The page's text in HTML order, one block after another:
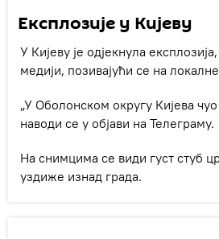
Експлозије у Кијеву
У Кијеву је одјекнула
медији, позивајући се на
„У Оболонском округу Кијева
наводи се у објави на Телеграму.
На снимцима се види густ стуб
уздиже изнад града.